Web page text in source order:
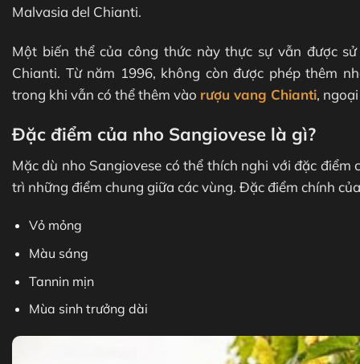
Malvasia del Chianti.
Một biến thể của công thức này thực sự vẫn được
Chianti. Từ năm 1996, không còn được phép thêm
trong khi vẫn có thể thêm vào rượu vang Chianti,
Đặc điểm của nho Sangiovese là gì?
Mặc dù nho Sangiovese có thể thích nghi với đặc
trì những điểm chung giữa các vùng. Đặc điểm chính
Vỏ mỏng
Màu sáng
Tannin mịn
Mùa sinh trưởng dài